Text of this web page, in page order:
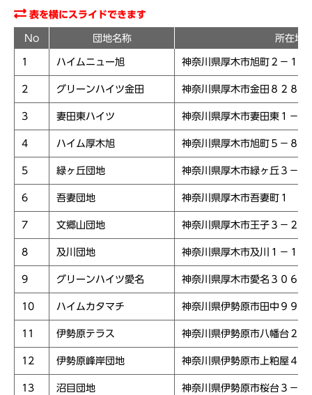
表を横にスライドできます
No 団地名称 所在地
1 ハイムニュー旭 神奈川県厚木市旭町２－１６
2 グリーンハイツ金田 神奈川県厚木市金田８２８
3 妻田東ハイツ 神奈川県厚木市妻田東１－２
4 ハイム厚木旭 神奈川県厚木市旭町５－８
5 緑ヶ丘団地 神奈川県厚木市緑ヶ丘３－１
6 吾妻団地 神奈川県厚木市吾妻町１
7 文郷山団地 神奈川県厚木市王子３－２
8 及川団地 神奈川県厚木市及川１－１
9 グリーンハイツ愛名 神奈川県厚木市愛名３０６
10 ハイムカタマチ 神奈川県伊勢原市田中９９１
11 伊勢原テラス 神奈川県伊勢原市八幡台２－
12 伊勢原峰岸団地 神奈川県伊勢原市上粕屋４４
13 沼目団地 神奈川県伊勢原市桜台３－１